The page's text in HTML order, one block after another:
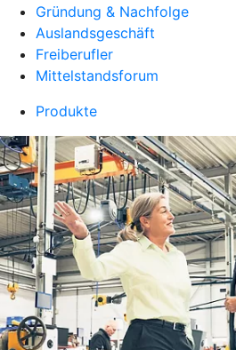
Gründung & Nachfolge
Auslandsgeschäft
Freiberufler
Mittelstandsforum
Produkte